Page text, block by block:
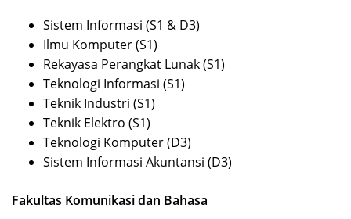
Sistem Informasi (S1 & D3)
Ilmu Komputer (S1)
Rekayasa Perangkat Lunak (S1)
Teknologi Informasi (S1)
Teknik Industri (S1)
Teknik Elektro (S1)
Teknologi Komputer (D3)
Sistem Informasi Akuntansi (D3)
Fakultas Komunikasi dan Bahasa